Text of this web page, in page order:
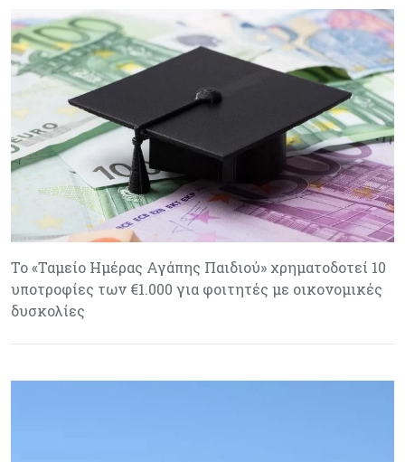
Το «Ταμείο Ημέρας Αγάπης Παιδιού» χρηματοδοτεί 10
υποτροφίες των €1.000 για φοιτητές με οικονομικές
δυσκολίες